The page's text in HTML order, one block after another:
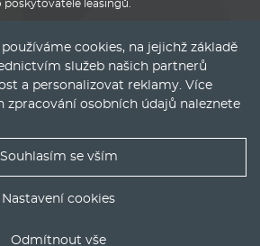
leasingů.
cookies, na jejichž základě
služeb našich partnerů
a personalizovat reklamy. Více
zpracování osobních údajů naleznete
Souhlasím se vším
Nastavení cookies
Odmítnout vše
Nejlepší nabídky operáku do Vašeho emailu